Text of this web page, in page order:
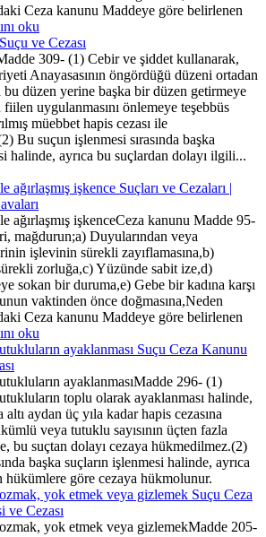
Ceza kanunu Maddeye göre belirlenen
oku
ve Cezası
309- (1) Cebir ve şiddet kullanarak,
Anayasasının öngördüğü düzeni ortadan
bu düzen yerine başka bir düzen getirmeye
uygulanmasını önlemeye teşebbüs
müebbet hapis cezası ile
Bu suçun işlenmesi sırasında başka
halinde, ayrıca bu suçlardan dolayı ilgili...
ağırlaşmış işkence Suçları ve Cezaları |
ağırlaşmış işkenceCeza kanunu Madde 95-
mağdurun;a) Duyularından veya
işlevinin sürekli zayıflamasına,b)
zorluğa,c) Yüzünde sabit ize,d)
sokan bir duruma,e) Gebe bir kadına karşı
vaktinden önce doğmasına,Neden
Ceza kanunu Maddeye göre belirlenen
oku
ayaklanması Suçu Ceza Kanunu
ayaklanmasıMadde 296- (1)
toplu olarak ayaklanması halinde,
aydan üç yıla kadar hapis cezasına
veya tutuklu sayısının üçten fazla
bu suçtan dolayı cezaya hükmedilmez.(2)
başka suçların işlenmesi halinde, ayrıca
hükümlere göre cezaya hükmolunur.
yok etmek veya gizlemek Suçu Ceza
ve Cezası
yok etmek veya gizlemekMadde 205-